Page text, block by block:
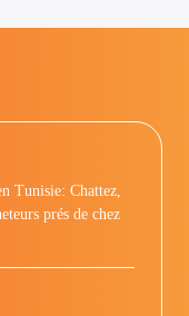
Tunisie: Chattez,
prés de chez